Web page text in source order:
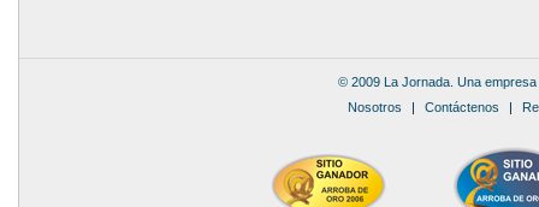
© 2009 La Jornada. Una
Nosotros | Contáctenos |